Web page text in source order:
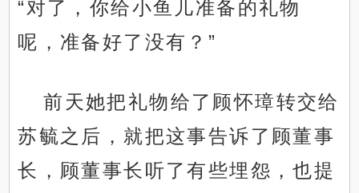
“对了，你给小鱼儿准备的礼物
呢，准备好了没有？”
前天她把礼物给了顾怀璋转交给
苏毓之后，就把这事告诉了顾董事
长，顾董事长听了有些埋怨，也提